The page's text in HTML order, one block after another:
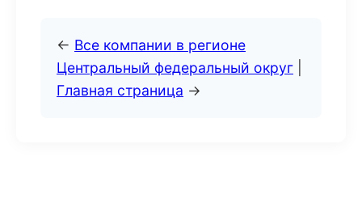
← Все компании в регионе
Центральный федеральный округ
Главная страница →